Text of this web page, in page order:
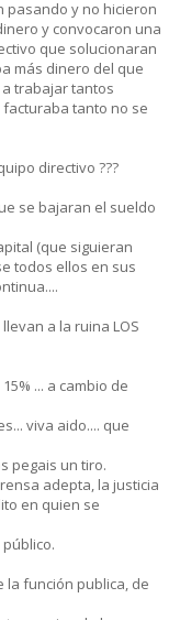
pasando y no hicieron
y convocaron una
que solucionaran
más dinero del que
trabajar tantos
tanto no se
directivo ???
se bajaran el sueldo
(que siguieran
todos ellos en sus
a la ruina LOS
... a cambio de
viva aido.... que
pegais un tiro.
adepta, la justicia
en quien se
la función publica, de